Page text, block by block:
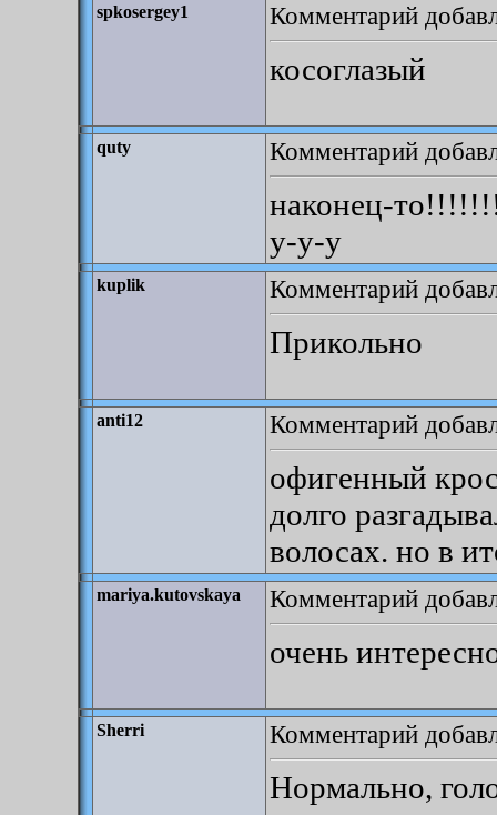
spkosergey1 Комментарий
косоглазый
quty Комментарий
наконец-
у-у-у
kuplik Комментарий
Прикольно
anti12 Комментарий
офигенный
долго
волосах. но в
mariya.kutovskaya Комментарий
очень
Sherri Комментарий
Нормально,